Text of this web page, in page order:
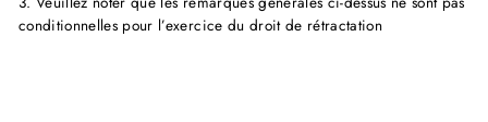
conditionnelles pour l’exercice du droit de rétractation